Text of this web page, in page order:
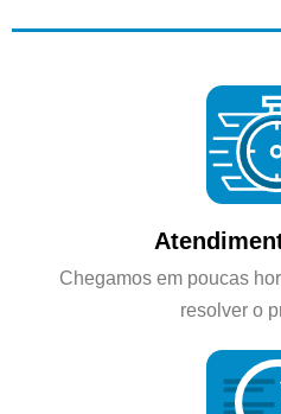
Chegamos em poucas
resolver o